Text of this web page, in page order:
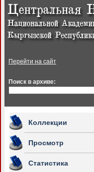
Перейти на сайт
Поиск в архиве:
Коллекции
Просмотр
Статистика